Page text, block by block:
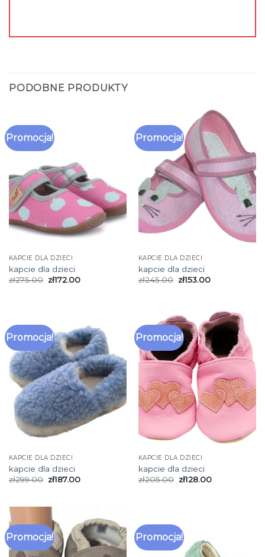
PODOBNE PRODUKTY
Promocja!
KAPCIE DLA DZIECI
kapcie dla dzieci
zł275.00 zł172.00
Promocja!
KAPCIE DLA DZIECI
kapcie dla dzieci
zł245.00 zł153.00
Promocja!
KAPCIE DLA DZIECI
kapcie dla dzieci
zł299.00 zł187.00
Promocja!
KAPCIE DLA DZIECI
kapcie dla dzieci
zł205.00 zł128.00
Promocja! Promocja!